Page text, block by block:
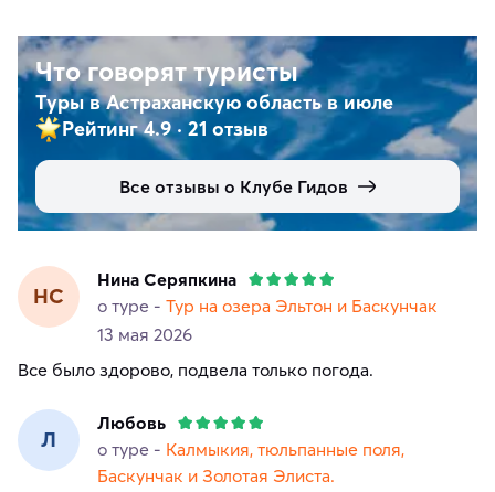
Что говорят туристы
Туры в Астраханскую область в июле
Рейтинг 4.9· 21 отзыв
Все отзывы о Клубе Гидов
НС
Нина Серяпкина
о туре - Тур на озера Эльтон и Баскунчак
13 мая 2026
Все было здорово, подвела только погода.
Л
Любовь
о туре - Калмыкия, тюльпанные поля,
Баскунчак и Золотая Элиста.